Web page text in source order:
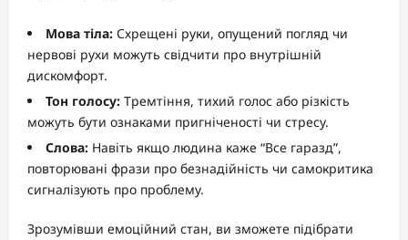
Мова тіла: Схрещені руки, опущений погляд чи
нервові рухи можуть свідчити про внутрішній
дискомфорт.
Тон голосу: Тремтіння, тихий голос або різкість
можуть бути ознаками пригніченості чи стресу.
Слова: Навіть якщо людина каже “Все гаразд”,
повторювані фрази про безнадійність чи самокритика
сигналізують про проблему.
Зрозумівши емоційний стан, ви зможете підібрати